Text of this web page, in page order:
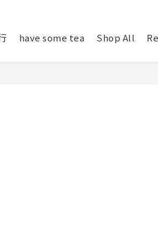
have some tea Shop All